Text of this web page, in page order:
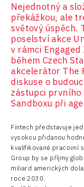
Nejednotný a
překážkou, ale
světový úspěch.
poselství akce
v rámci
během Czech
akcelerátor The
diskuse o
zástupci prvního
Sandboxu při
Fintech představuje
vysokou přidanou
kvalifikované pracovní
Group by se příjmy
miliard amerických
roce 2030.